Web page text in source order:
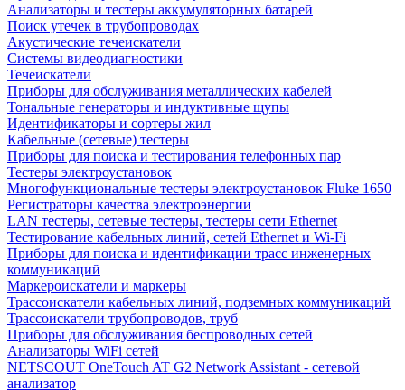
Анализаторы и тестеры аккумуляторных батарей
Поиск утечек в трубопроводах
Акустические течеискатели
Системы видеодиагностики
Течеискатели
Приборы для обслуживания металлических кабелей
Тональные генераторы и индуктивные щупы
Идентификаторы и сортеры жил
Кабельные (сетевые) тестеры
Приборы для поиска и тестирования телефонных пар
Тестеры электроустановок
Многофункциональные тестеры электроустановок Fluke 1650
Регистраторы качества электроэнергии
LAN тестеры, сетевые тестеры, тестеры сети Ethernet
Тестирование кабельных линий, сетей Ethernet и Wi-Fi
Приборы для поиска и идентификации трасс инженерных
коммуникаций
Маркероискатели и маркеры
Трассоискатели кабельных линий, подземных коммуникаций
Трассоискатели трубопроводов, труб
Приборы для обслуживания беспроводных сетей
Анализаторы WiFi сетей
NETSCOUT OneTouch AT G2 Network Assistant - сетевой
анализатор